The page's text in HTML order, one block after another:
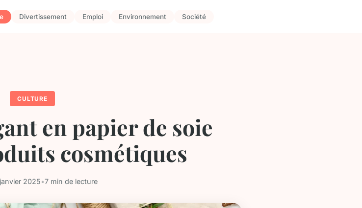
Divertissement Emploi Environnement Société
CULTURE
en papier de soie
cosmétiques
2025•7 min de lecture